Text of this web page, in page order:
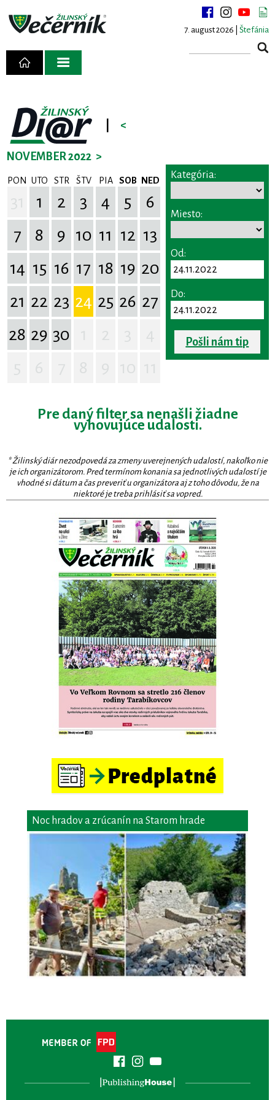
7. august 2026 | Štefánia
<
NOVEMBER 2022 >
PON UTO STR ŠTV PIA SOB NED
1 2 3 4 5
6
7
8 9 10 11 12 13
14 15 16 17 18 19 20
21 22 23 24 25 26 27
28 29 30
Kategória:
Miesto:
Od:
Do:
Pošli nám tip
Pre daný filter sa nenašli žiadne
vyhovujúce udalosti.
* Žilinský diár nezodpovedá za zmeny uverejnených udalostí, nakoľko nie
je ich organizátorom. Pred termínom konania sa jednotlivých udalostí je
vhodné si dátum a čas preveriť u organizátora aj z toho dôvodu, že na
niektoré je treba prihlásiť sa vopred.
Noc hradov a zrúcanín na Starom hrade